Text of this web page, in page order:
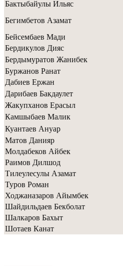
Бактыбайулы Ильяс
Бегимбетов Азамат
Бейсембаев Мади
Бердикулов Дияс
Бердымуратов Жанибек
Буржанов Ранат
Дабиев Ержан
Дарибаев Бакдаулет
Жакупханов Ерасыл
Камшыбаев Малик
Куантаев Ануар
Матов Данияр
Молдабеков Айбек
Раимов Дилшод
Тилеулесулы Азамат
Туров Роман
Ходжаназаров Айымбек
Шайдильдаев Бекболат
Шалкаров Бахыт
Шотаев Канат